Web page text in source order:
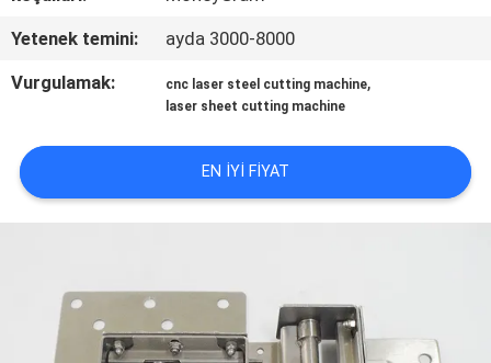
DURUMLAR
HARITASI
PRIVACY
Yetenek temini:
ayda 3000-8000
Vurgulamak:
cnc laser steel cutting machine,
laser sheet cutting machine
EN IYI FIYAT